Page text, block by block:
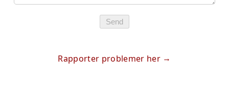
Send
Rapporter problemer her